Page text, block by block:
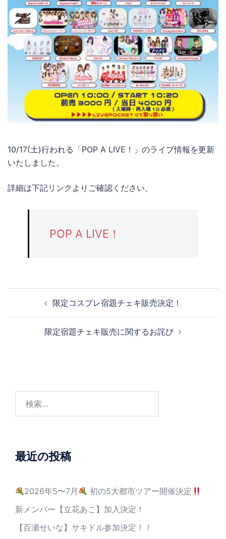
10/17(土)行われる「POP A LIVE！」のライブ情報を更新
いたしました。
詳細は下記リンクよりご確認ください。
POP A LIVE！
限定コスプレ宿題チェキ販売決定！
限定宿題チェキ販売に関するお詫び
最近の投稿
2026年5〜7月
初の5大都市ツアー開催決定
新メンバー【立花あこ】加入決定！
【百瀬せいな】サキドル参加決定！！